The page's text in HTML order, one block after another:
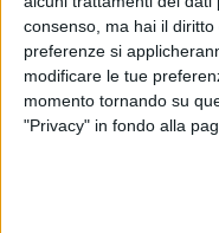
consenso, ma hai il
preferenze si
modificare le tue
momento tornando su
"Privacy" in fondo alla